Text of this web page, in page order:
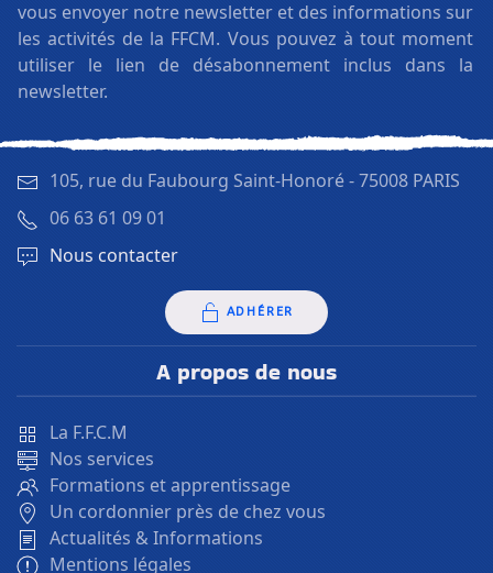
vous envoyer notre newsletter et des informations sur
les activités de la FFCM. Vous pouvez à tout moment
utiliser le lien de désabonnement inclus dans la
newsletter.
105, rue du Faubourg Saint-Honoré -75008 PARIS
06 63 61 09 01
Nous contacter
ADHÉRER
A propos de nous
La F.F.C.M
Nos services
Formations et apprentissage
Un cordonnier près de chez vous
Actualités & Informations
Mentions légales